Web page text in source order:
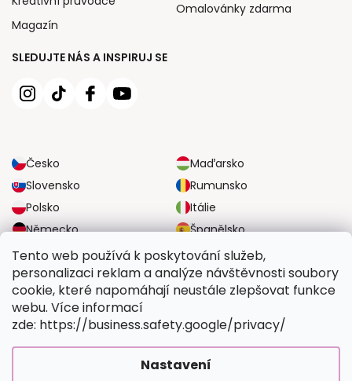
Tento web používá k poskytování služeb,
personalizaci reklam a analýze návštěvnosti soubory
cookie, které napomáhají neustále zlepšovat funkce
webu. Více informací
zde: https://business.safety.google/privacy/
Nastavení
SLEDUJTE NÁS A INSPIRUJ SE
Česko
Maďarsko
Slovensko
Rumunsko
Polsko
Itálie
Německo
Španělsko
Velká Británie
Rakousko
Magazín
Omalovánky zdarma
SPOLEHLIVÉ MOŽNOSTI DOPRAVY
BEZPEČNÉ MOŽNOSTI PLATBY